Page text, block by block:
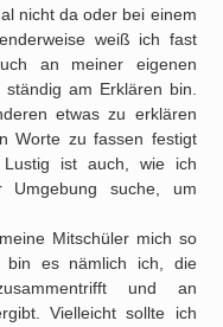
nicht da oder bei einem
weiß ich fast
an meiner eigenen
am Erklären bin.
etwas zu erklären
Worte zu fassen festigt
Lustig ist auch, wie ich
Umgebung suche, um
Mitschüler mich so
bin es nämlich ich, die
und an
Vielleicht sollte ich